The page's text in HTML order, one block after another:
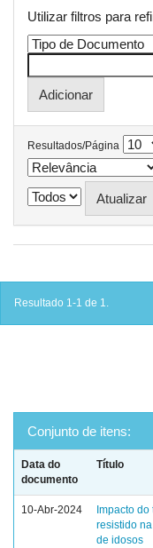
Utilizar filtros para
Resultados/Página
Resultado 1-1 de 1.
Conjunto de itens:
Data do
documento
Título
10-Abr-2024
Impacto do
resistido
de idosos